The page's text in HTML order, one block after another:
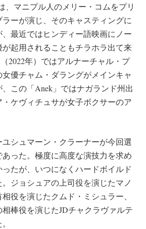
、マニプル人のメリー・コムをプリ
ーが演じ、そのキャスティングに
最近ではヒンディー語映画にノー
起用されることもチラホラ出て来
（2022年）ではアルナーチャル・プ
優チャム・ダラングがメインキャ
この「Anek」ではナガランド州出
ケヴィチュサが女子ボクサーのア
シュマーン・クラーナーが今回選
った。極度に高度な演技力を求め
たが、いつになくハードボイルド
ジョシュアの上司役を演じたマノ
役を演じたクムド・ミシュラー、
棒役を演じたJDチャクラヴァルテ